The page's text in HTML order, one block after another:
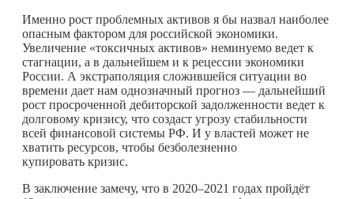
Именно рост проблемных активов я бы назвал наиболее
опасным фактором для российской экономики.
Увеличение «токсичных активов» неминуемо ведет к
стагнации, а в дальнейшем и к рецессии экономики
России. А экстраполяция сложившейся ситуации во
времени дает нам однозначный прогноз — дальнейший
рост просроченной дебиторской задолженности ведет к
долговому кризису, что создаст угрозу стабильности
всей финансовой системы РФ. И у властей может не
хватить ресурсов, чтобы безболезненно
купировать кризис.
В заключение замечу, что в 2020–2021 годах пройдёт